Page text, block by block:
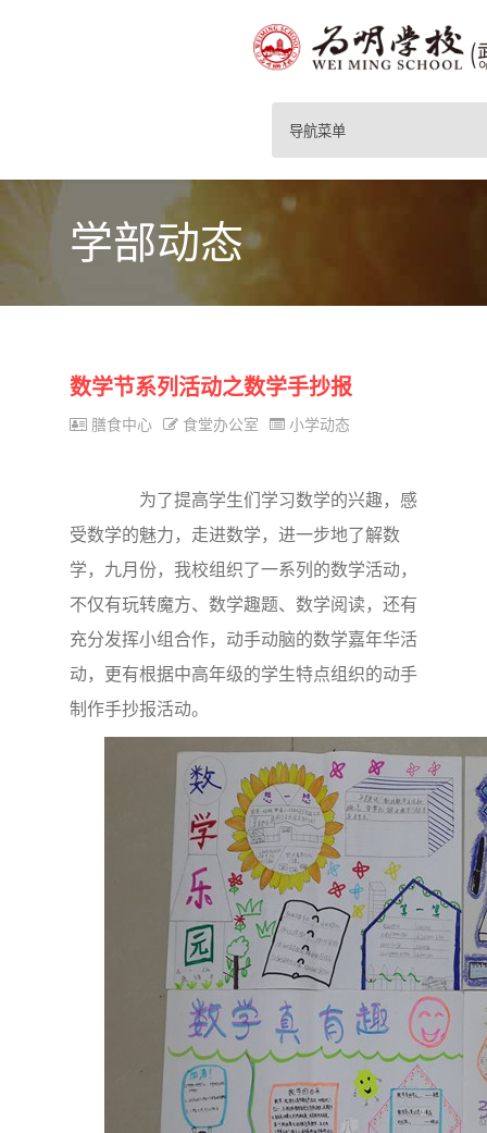
导航菜单
学部动态
数学节系列活动之数学手抄报
膳食中心 食堂办公室 小学动态
为了提高学生们学习数学的兴趣，感
受数学的魅力，走进数学，进一步地了解数
学，九月份，我校组织了一系列的数学活动，
不仅有玩转魔方、数学趣题、数学阅读，还有
充分发挥小组合作，动手动脑的数学嘉年华活
动，更有根据中高年级的学生特点组织的动手
制作手抄报活动。